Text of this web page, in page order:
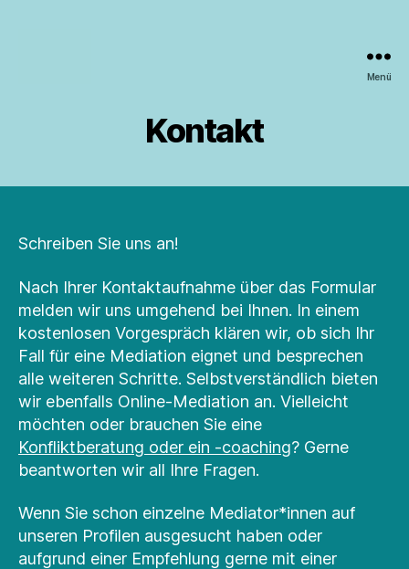
Menü
Kontakt
Schreiben Sie uns an!
Nach Ihrer Kontaktaufnahme über das Formular
melden wir uns umgehend bei Ihnen. In einem
kostenlosen Vorgespräch klären wir, ob sich Ihr
Fall für eine Mediation eignet und besprechen
alle weiteren Schritte. Selbstverständlich bieten
wir ebenfalls Online-Mediation an. Vielleicht
möchten oder brauchen Sie eine
Konfliktberatung oder ein -coaching? Gerne
beantworten wir all Ihre Fragen.
Wenn Sie schon einzelne Mediator*innen auf
unseren Profilen ausgesucht haben oder
aufgrund einer Empfehlung gerne mit einer